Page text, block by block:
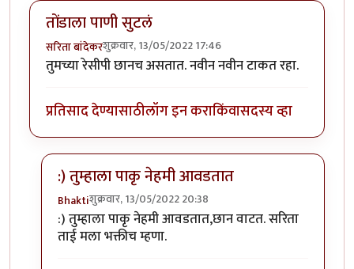
तोंडाला पाणी सुटलं
सरिता बांदेकरशुक्रवार, 13/05/2022 17:46
तुमच्या रेसीपी छानच असतात. नवीन नवीन टाकत रहा.
प्रतिसाद देण्यासाठीलॉग इन कराकिंवासदस्य व्हा
:) तुम्हाला पाकृ नेहमी आवडतात
Bhaktiशुक्रवार, 13/05/2022 20:38
In reply toतोंडाला पाणी सुटलंbyसरिता बांदेकर
:) तुम्हाला पाकृ नेहमी आवडतात,छान वाटत. सरिता
ताई मला भक्तीच म्हणा.